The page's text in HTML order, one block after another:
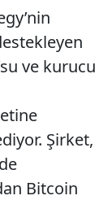
ve kurucu
Şirket,
Bitcoin